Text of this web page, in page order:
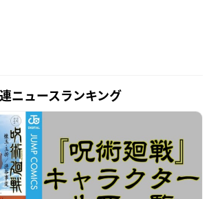
ニュースランキング